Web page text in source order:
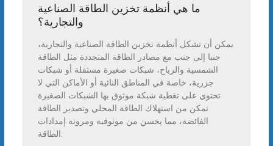
ما هي أنظمة تخزين الطاقة الصناعية
والتجارية؟
يمكن أن تشكل أنظمة تخزين الطاقة الصناعية والتجارية،
جنبا إلى جنب مع مصادر الطاقة المتجددة مثل الطاقة
الشمسية والرياح، شبكات صغيرة مستقلة أو شبكات
جزرية، خاصة في المناطق النائية أو الأماكن التي لا
تحتوي على تغطية شبكة موثوق بها الشبكات الصغيرة
تمكن من استهلاك الطاقة المحلي وتصدير الطاقة
الفائضة، مما يحسن من موثوقية ومرونة إمدادات
الطاقة.